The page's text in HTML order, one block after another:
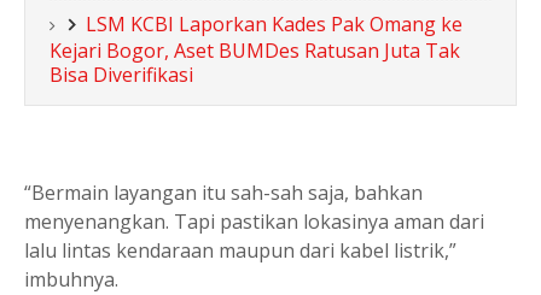
LSM KCBI Laporkan Kades Pak Omang ke
Kejari Bogor, Aset BUMDes Ratusan Juta Tak
Bisa Diverifikasi
“Bermain layangan itu sah-sah saja, bahkan
menyenangkan. Tapi pastikan lokasinya aman dari
lalu lintas kendaraan maupun dari kabel listrik,”
imbuhnya.